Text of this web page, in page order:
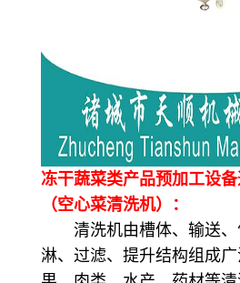
冻干蔬菜类产品预加工设
（空心菜清洗机）：
清洗机由槽体、输送、
淋、过滤、提升结构组成